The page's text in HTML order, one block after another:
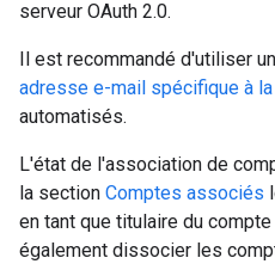
serveur OAuth 2.0.
Il est recommandé d'utiliser
adresse e-mail spécifique à
automatisés.
L'état de l'association de
la section Comptes associés
en tant que titulaire du
également dissocier les